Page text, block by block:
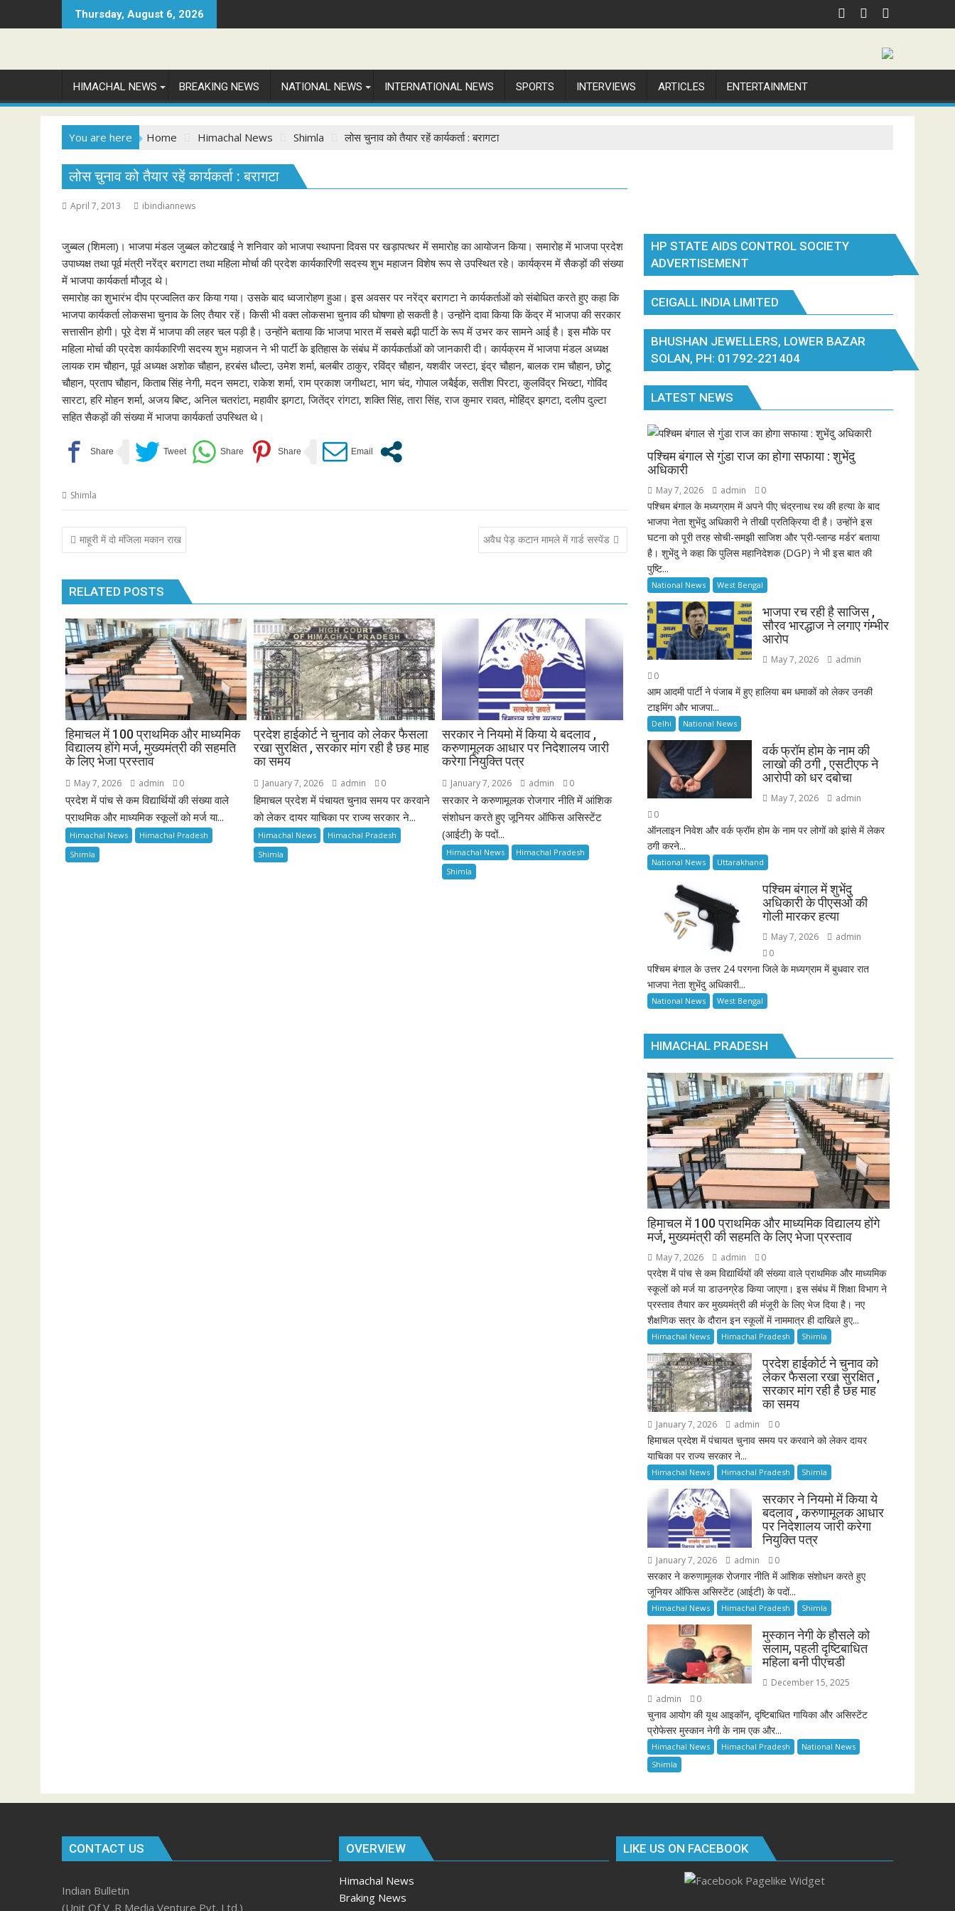
to
Thursday, August 6, 2026
HIMACHAL NEWS BREAKING NEWS NATIONAL NEWS INTERNATIONAL NEWS SPORTS INTERVIEWS ARTICLES ENTERTAINMENT
You are here Home Himachal News Shimla लोस चुनाव को तैयार रहें कार्यकर्ता : बरागटा
लोस चुनाव को तैयार रहें कार्यकर्ता : बरागटा
April 7, 2013 ibindiannews
जुब्बल (शिमला)। भाजपा मंडल जुब्बल कोटखाई ने शनिवार को भाजपा स्थापना दिवस पर खड़ापत्थर में समारोह का आयोजन किया। समारोह में भाजपा प्रदेश
उपाध्यक्ष तथा पूर्व मंत्री नरेंद्र बरागटा तथा महिला मोर्चा की प्रदेश कार्यकारिणी सदस्य शुभ महाजन विशेष रूप से उपस्थित रहे। कार्यक्रम में सैकड़ों की संख्या
में भाजपा कार्यकर्ता मौजूद थे।
समारोह का शुभारंभ दीप प्रज्वलित कर किया गया। उसके बाद ध्वजारोहण हुआ। इस अवसर पर नरेंद्र बरागटा ने कार्यकर्ताओं को संबोधित करते हुए कहा कि
भाजपा कार्यकर्ता लोकसभा चुनाव के लिए तैयार रहें। किसी भी वक्त लोकसभा चुनाव की घोषणा हो सकती है। उन्होंने दावा किया कि केंद्र में भाजपा की सरकार
सत्तासीन होगी। पूरे देश में भाजपा की लहर चल पड़ी है। उन्होंने बताया कि भाजपा भारत में सबसे बढ़ी पार्टी के रूप में उभर कर सामने आई है। इस मौके पर
महिला मोर्चा की प्रदेश कार्यकारिणी सदस्य शुभ महाजन ने भी पार्टी के इतिहास के संबंध में कार्यकर्ताओं को जानकारी दी। कार्यक्रम में भाजपा मंडल अध्यक्ष
लायक राम चौहान, पूर्व अध्यक्ष अशोक चौहान, हरबंस धौल्टा, उमेश शर्मा, बलबीर ठाकुर, रविंद्र चौहान, यशवीर जस्टा, इंद्र चौहान, बालक राम चौहान, छोटू
चौहान, प्रताप चौहान, किताब सिंह नेगी, मदन समटा, राकेश शर्मा, राम प्रकाश जगीथटा, भाग चंद, गोपाल जबैईक, सतीश पिरटा, कुलविंद्र भिख्टा, गोविंद
सारटा, हरि मोहन शर्मा, अजय बिष्ट, अनिल चतरांटा, महावीर झगटा, जितेंद्र रांगटा, शक्ति सिंह, तारा सिंह, राज कुमार रावत, मोहिंद्र झगटा, दलीप दुल्टा
सहित सैकड़ों की संख्या में भाजपा कार्यकर्ता उपस्थित थे।
Shimla
Post
navigation
माहूरी में दो मंजिला मकान राख अवैध पेड़ कटान मामले में गार्ड सस्पेंड
RELATED POSTS
हिमाचल में 100 प्राथमिक और माध्यमिक
विद्यालय होंगे मर्ज, मुख्यमंत्री की सहमति
के लिए भेजा प्रस्ताव
May 7, 2026 admin 0
प्रदेश में पांच से कम विद्यार्थियों की संख्या वाले
प्राथमिक और माध्यमिक स्कूलों को मर्ज या...
Himachal News
Himachal Pradesh
Shimla
प्रदेश हाईकोर्ट ने चुनाव को लेकर फैसला
रखा सुरक्षित , सरकार मांग रही है छह माह
का समय
January 7, 2026 admin 0
हिमाचल प्रदेश में पंचायत चुनाव समय पर करवाने
को लेकर दायर याचिका पर राज्य सरकार ने...
Himachal News
Himachal Pradesh
Shimla
सरकार ने नियमो में किया ये बदलाव ,
करुणामूलक आधार पर निदेशालय जारी
करेगा नियुक्ति पत्र
January 7, 2026 admin 0
सरकार ने करुणामूलक रोजगार नीति में आंशिक
संशोधन करते हुए जूनियर ऑफिस असिस्टेंट
(आईटी) के पदों...
Himachal News
Himachal Pradesh
Shimla
HP STATE AIDS CONTROL SOCIETY
ADVERTISEMENT
CEIGALL INDIA LIMITED
BHUSHAN JEWELLERS, LOWER BAZAR
SOLAN, PH: 01792-221404
LATEST NEWS
पश्चिम बंगाल से गुंडा राज का होगा सफाया : शुभेंदु
अधिकारी
May 7, 2026 admin 0
पश्चिम बंगाल के मध्यग्राम में अपने पीए चंद्रनाथ रथ की हत्या के बाद
भाजपा नेता शुभेंदु अधिकारी ने तीखी प्रतिक्रिया दी है। उन्होंने इस
घटना को पूरी तरह सोची-समझी साजिश और ‘प्री-प्लान्ड मर्डर’ बताया
है। शुभेंदु ने कहा कि पुलिस महानिदेशक (DGP) ने भी इस बात की
पुष्टि...
National News West Bengal
भाजपा रच रही है साजिस ,
सौरव भारद्धाज ने लगाए गंम्भीर
आरोप
May 7, 2026
admin
0
आम आदमी पार्टी ने पंजाब में हुए हालिया बम धमाकों को लेकर उनकी
टाइमिंग और भाजपा...
Delhi National News
वर्क फ्रॉम होम के नाम की
लाखो की ठगी , एसटीएफ ने
आरोपी को धर दबोचा
May 7, 2026
admin
0
ऑनलाइन निवेश और वर्क फ्रॉम होम के नाम पर लोगों को झांसे में लेकर
ठगी करने...
National News Uttarakhand
पश्चिम बंगाल में शुभेंदु
अधिकारी के पीएसओ की
गोली मारकर हत्या
May 7, 2026
admin
0
पश्चिम बंगाल के उत्तर 24 परगना जिले के मध्यग्राम में बुधवार रात
भाजपा नेता शुभेंदु अधिकारी...
National News West Bengal
HIMACHAL PRADESH
हिमाचल में 100 प्राथमिक और माध्यमिक विद्यालय होंगे
मर्ज, मुख्यमंत्री की सहमति के लिए भेजा प्रस्ताव
May 7, 2026 admin 0
प्रदेश में पांच से कम विद्यार्थियों की संख्या वाले प्राथमिक और माध्यमिक
स्कूलों को मर्ज या डाउनग्रेड किया जाएगा। इस संबंध में शिक्षा विभाग ने
प्रस्ताव तैयार कर मुख्यमंत्री की मंजूरी के लिए भेज दिया है। नए
शैक्षणिक सत्र के दौरान इन स्कूलों में नाममात्र ही दाखिले हुए...
Himachal News Himachal Pradesh Shimla
प्रदेश हाईकोर्ट ने चुनाव को
लेकर फैसला रखा सुरक्षित ,
सरकार मांग रही है छह माह
का समय
January 7, 2026 admin 0
हिमाचल प्रदेश में पंचायत चुनाव समय पर करवाने को लेकर दायर
याचिका पर राज्य सरकार ने...
Himachal News Himachal Pradesh Shimla
सरकार ने नियमो में किया ये
बदलाव , करुणामूलक आधार
पर निदेशालय जारी करेगा
नियुक्ति पत्र
January 7, 2026 admin 0
सरकार ने करुणामूलक रोजगार नीति में आंशिक संशोधन करते हुए
जूनियर ऑफिस असिस्टेंट (आईटी) के पदों...
Himachal News Himachal Pradesh Shimla
मुस्कान नेगी के हौसले को
सलाम, पहली दृष्टिबाधित
महिला बनी पीएचडी
December 15, 2025
admin
0
चुनाव आयोग की यूथ आइकॉन, दृष्टिबाधित गायिका और असिस्टेंट
प्रोफेसर मुस्कान नेगी के नाम एक और...
Himachal News Himachal Pradesh
National News
Shimla
CONTACT US
Indian Bulletin
(Unit Of V .R Media Venture Pvt. Ltd.)
OVERVIEW
Himachal News
Braking News
LIKE US ON FACEBOOK